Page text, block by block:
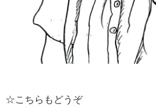
☆こちらもどうぞ